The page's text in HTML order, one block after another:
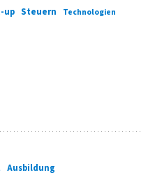
up Steuern Technologien
Ausbildung